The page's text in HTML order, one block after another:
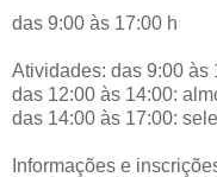
das 9:00 às 17:00 h
Atividades: das 9:00 às
das 12:00 às 14:00:
das 14:00 às 17:00:
Informações e